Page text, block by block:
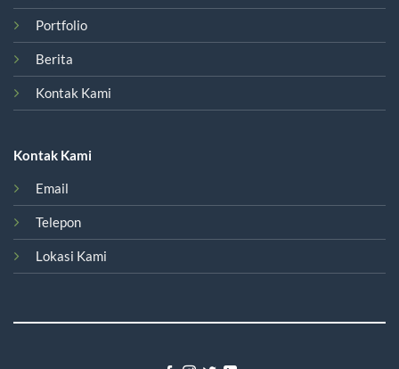
Portfolio
Berita
Kontak Kami
Kontak Kami
Email
Telepon
Lokasi Kami